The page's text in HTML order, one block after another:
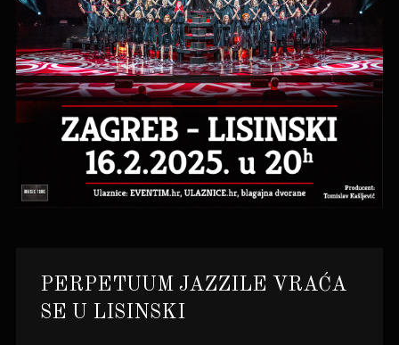
PERPETUUM JAZZILE VRAĆA
SE U LISINSKI